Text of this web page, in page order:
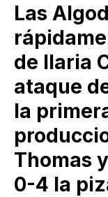
Las
de Ilaria
ataque
la
Thomas
0-4 la